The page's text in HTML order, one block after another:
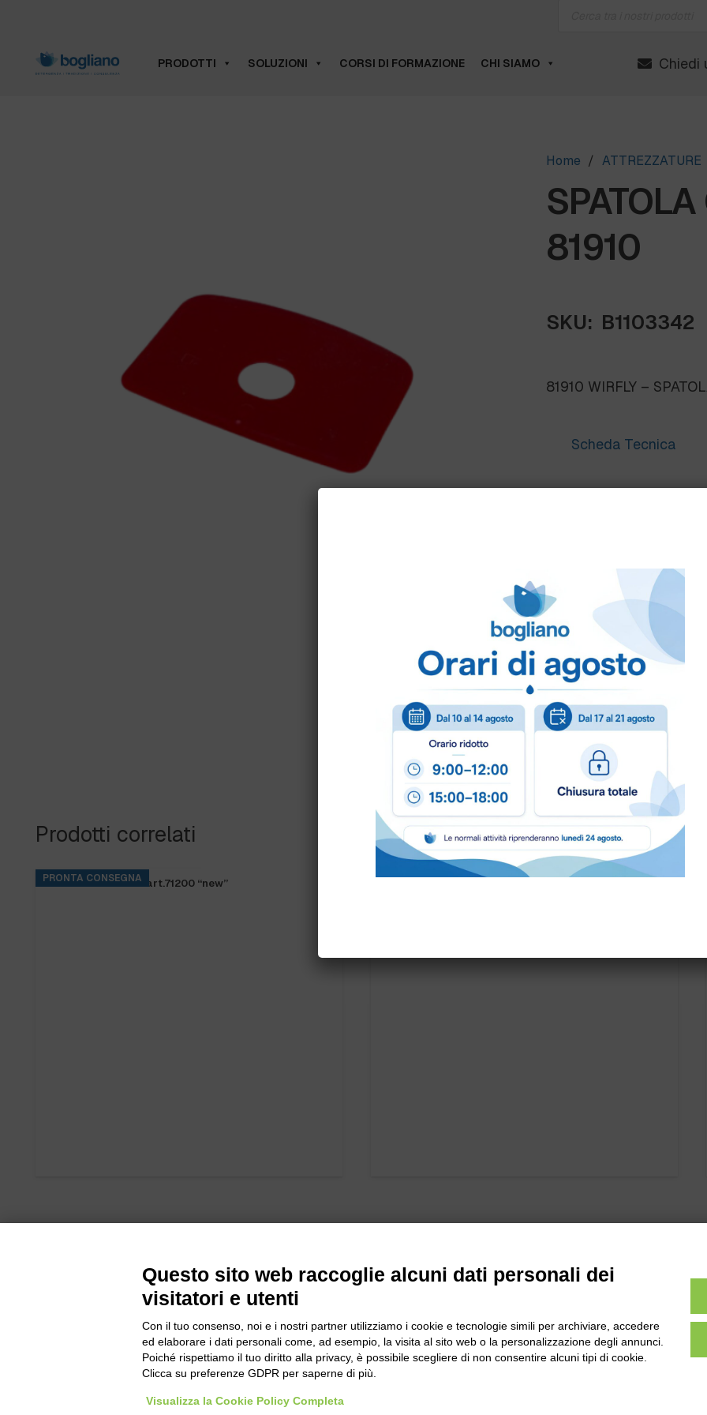
PRODOTTI SOLUZIONI CORSI DI FORMAZIONE CHI SIAMO Chiedi
Home / ATTREZZATURE
81910
SKU: B1103342
81910 WIRFLY –
Scheda Tecnica
Puoi ordinare chiamando al
info@bogliano.it.
Per ogni informazione
COLORE:ARANCIO,
VERDE,VIOLA
Prodotti correlati
PRONTA CONSEGNA
FRANGIA SOFT SR art.71200 “new”
Bogliano Srl
Strada Statale 231 Alba-Bra
Borgo San Martino 44, 12060
Tel:0172-478161
Fax: 0172-487399
Questo sito web raccoglie alcuni dati personali dei
visitatori e utenti
Con il tuo consenso, noi e i nostri partner utilizziamo i cookie e tecnologie simili per archiviare, accedere
ed elaborare i dati personali come, ad esempio, la visita al sito web o la personalizzazione degli annunci.
Poiché rispettiamo il tuo diritto alla privacy, è possibile scegliere di non consentire alcuni tipi di cookie.
Clicca su preferenze GDPR per saperne di più.
Visualizza la Cookie Policy Completa